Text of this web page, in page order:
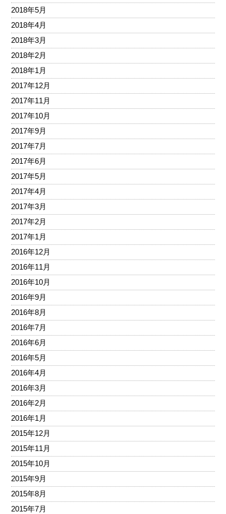
2018年5月
2018年4月
2018年3月
2018年2月
2018年1月
2017年12月
2017年11月
2017年10月
2017年9月
2017年7月
2017年6月
2017年5月
2017年4月
2017年3月
2017年2月
2017年1月
2016年12月
2016年11月
2016年10月
2016年9月
2016年8月
2016年7月
2016年6月
2016年5月
2016年4月
2016年3月
2016年2月
2016年1月
2015年12月
2015年11月
2015年10月
2015年9月
2015年8月
2015年7月